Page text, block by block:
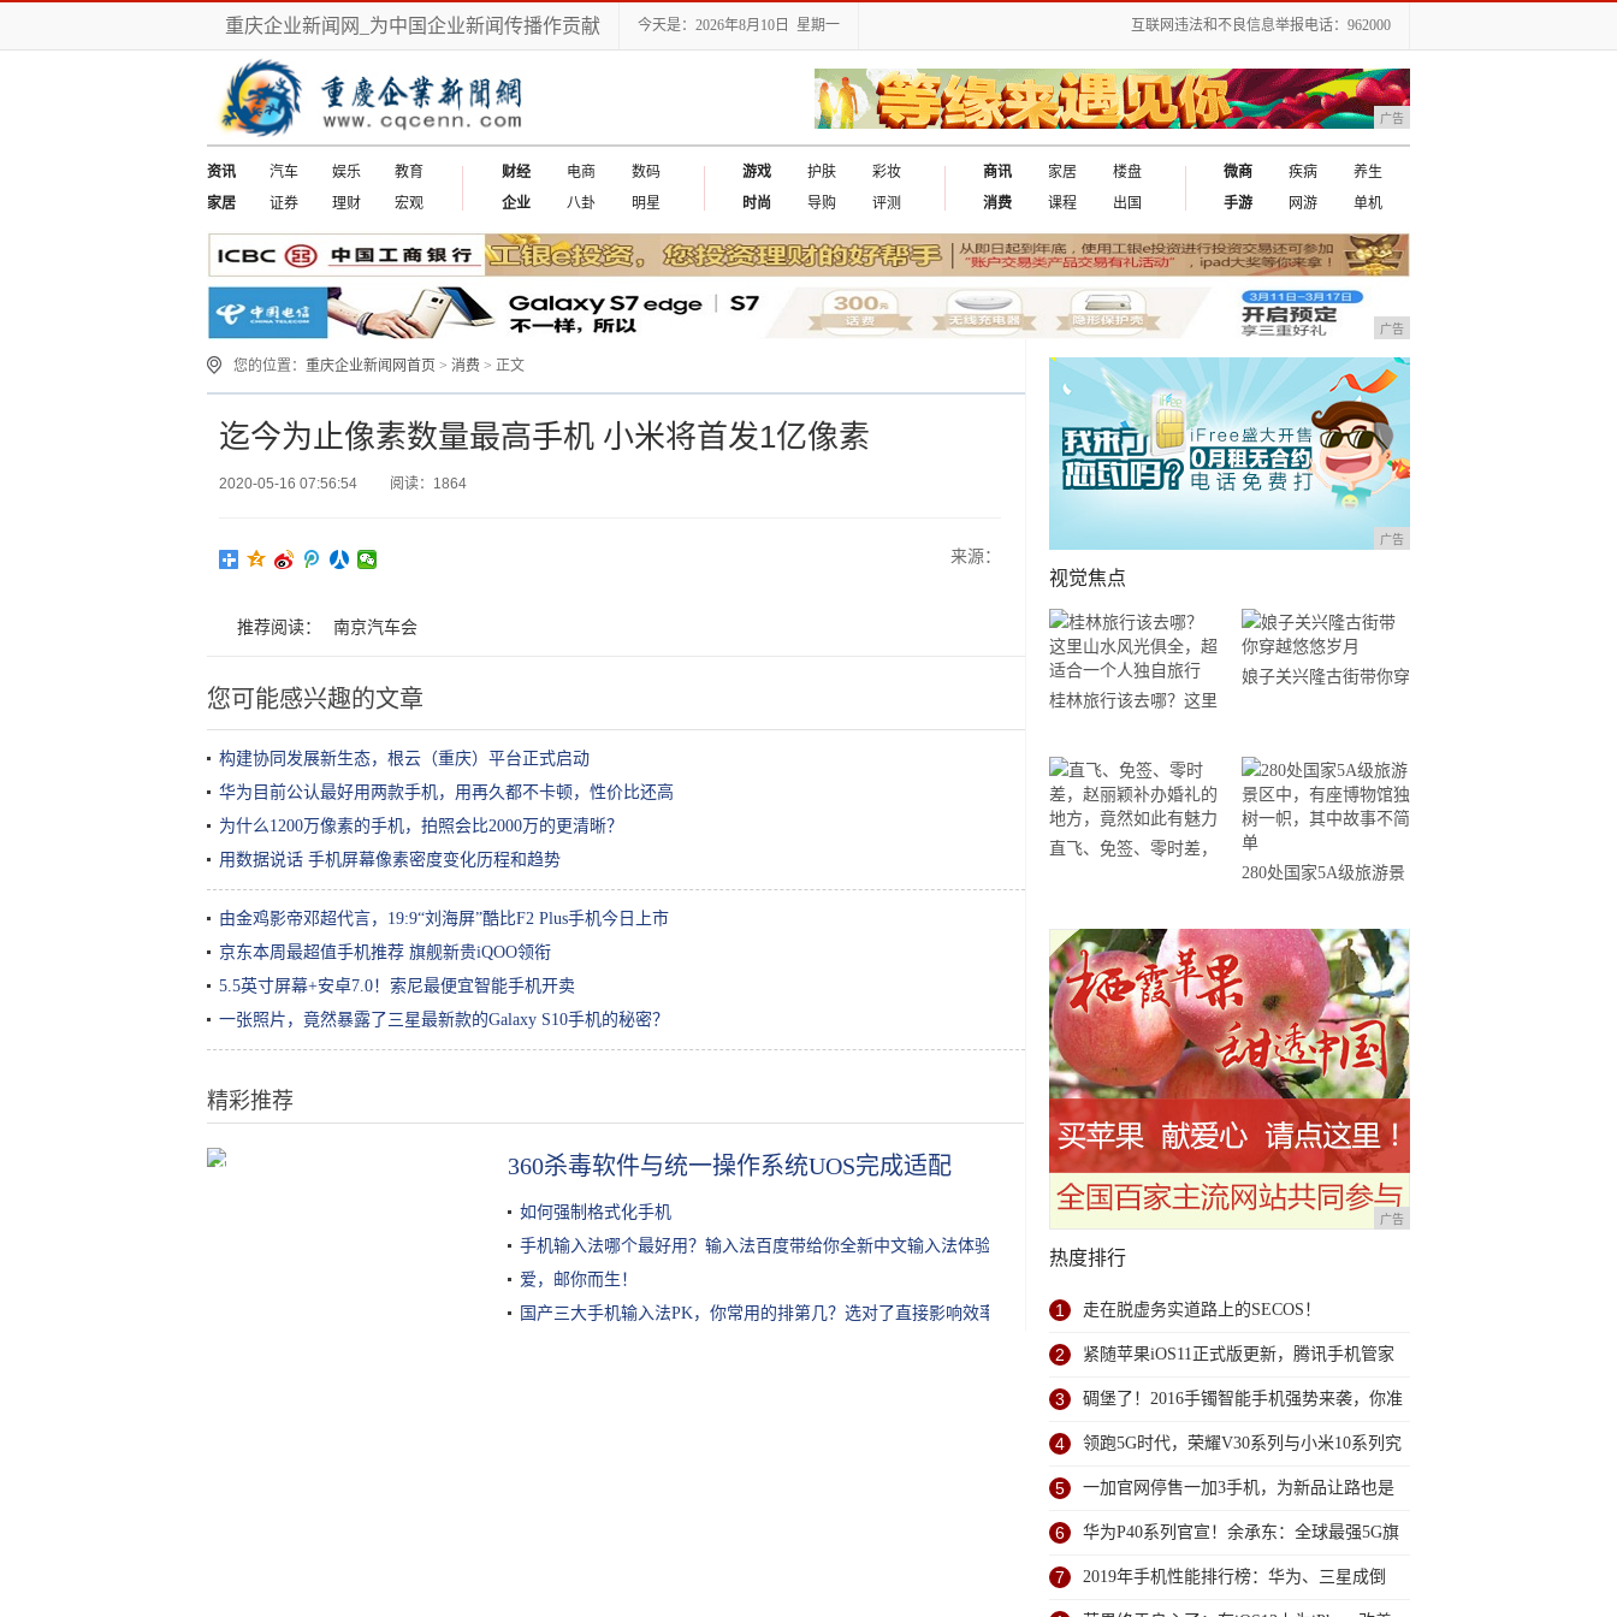
重庆企业新闻网_为中国企业新闻传播作贡献 今天是：2026年8月10日 星期一 互联网违法和不良信息举报电话：962000
广告
资讯 汽车 娱乐
教育
家居
证券 理财 宏观
财经 电商
数码
企业
八卦 明星
游戏 护肤
彩妆
时尚
导购 评测
商讯 家居
楼盘
消费
课程 出国
微商 疾病
养生
手游
网游 单机
广告
您的位置： 重庆企业新闻网首页 > 消费 > 正文
迄今为止像素数量最高手机 小米将首发1亿像素
2020-05-16 07:56:54 阅读：1864
来源：
推荐阅读： 南京汽车会
您可能感兴趣的文章
构建协同发展新生态，根云（重庆）平台正式启动
华为目前公认最好用两款手机，用再久都不卡顿，性价比还高
为什么1200万像素的手机，拍照会比2000万的更清晰？
用数据说话 手机屏幕像素密度变化历程和趋势
由金鸡影帝邓超代言，19:9“刘海屏”酷比F2 Plus手机今日上市
京东本周最超值手机推荐 旗舰新贵iQOO领衔
5.5英寸屏幕+安卓7.0！索尼最便宜智能手机开卖
一张照片，竟然暴露了三星最新款的Galaxy S10手机的秘密？
精彩推荐
法德混血的浪漫童话世界！这个宝
360杀毒软件与统一操作系统UOS完成适配
如何强制格式化手机
手机输入法哪个最好用？输入法百度带给你全新中文输入法体验
爱，邮你而生！
国产三大手机输入法PK，你常用的排第几？选对了直接影响效率
广告
视觉焦点
桂林旅行该去哪？这里
一个人独自旅行
娘子关兴隆古街带你穿
直飞、免签、零时差，
280处国家5A级旅游景
一帜，其中故事不简单
广告
热度排行
1 走在脱虚务实道路上的SECOS！
2 紧随苹果iOS11正式版更新，腾讯手机管家
iOS防骚扰版上架
3 碉堡了！2016手镯智能手机强势来袭，你准
备好了吗？
4 领跑5G时代，荣耀V30系列与小米10系列究
竟谁更快？
5 一加官网停售一加3手机，为新品让路也是
拼了
6 华为P40系列官宣！余承东：全球最强5G旗
舰
7 2019年手机性能排行榜：华为、三星成倒